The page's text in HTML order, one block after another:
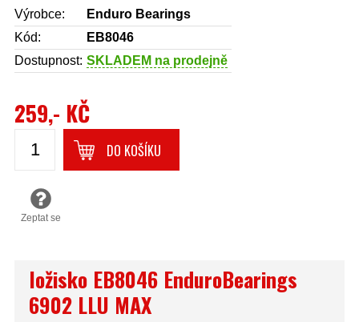
Výrobce:
Enduro Bearings
Kód:
EB8046
Dostupnost: SKLADEM na prodejně
259,- KČ
DO KOŠÍKU
Zeptat se
ložisko EB8046 EnduroBearings
6902 LLU MAX